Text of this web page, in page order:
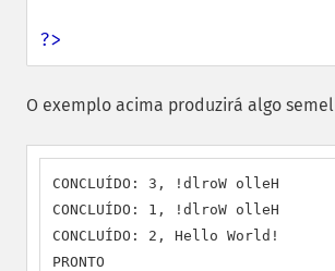
?>
O exemplo acima produzirá algo
CONCLUÍDO: 3, !dlroW olleH
CONCLUÍDO: 1, !dlroW olleH
CONCLUÍDO: 2, Hello World!
PRONTO